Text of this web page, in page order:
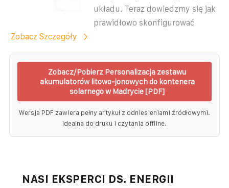
układu. Teraz dowiedzmy się jak
prawidłowo skonfigurować
Zobacz Szczegóły
Zobacz/Pobierz Personalizacja zestawu
akumulatorów litowo-jonowych do kontenera
solarnego w Madrycie [PDF]
Wersja PDF zawiera pełny artykuł z odniesieniami źródłowymi.
Idealna do druku i czytania offline.
NASI EKSPERCI DS. ENERGII